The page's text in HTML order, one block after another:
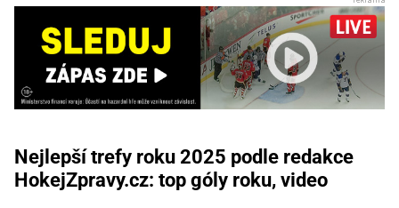
Nejlepší trefy roku 2025 podle redakce
HokejZpravy.cz: top góly roku, video